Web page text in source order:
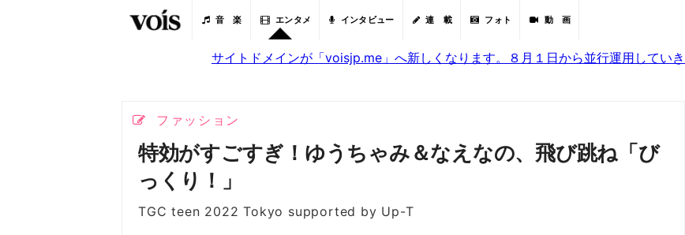
音 楽 エンタメ インタビュー 連 載 フォト 動 画
サイトドメインが「voisjp.me」へ新しくなります。８月１日から並行運用していき
ファッション
特効がすごすぎ！ゆうちゃみ＆なえなの、飛び跳ね「び
っくり！」
TGC teen 2022 Tokyo supported by Up-T